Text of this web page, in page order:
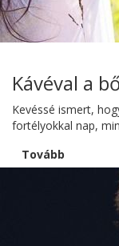
Kávéval a
Kevéssé ismert,
fortélyokkal nap,
Tovább